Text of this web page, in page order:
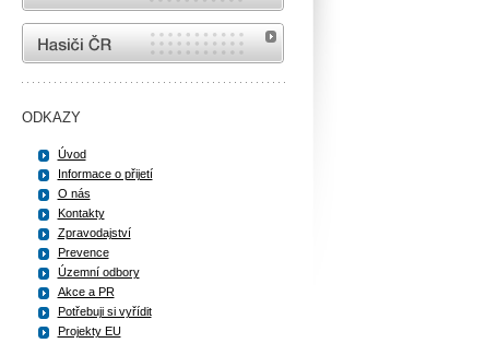
internetové stránky Hasiči ČR
ODKAZY
Úvod
Informace o přijetí
O nás
Kontakty
Zpravodajství
Prevence
Územní odbory
Akce a PR
Potřebuji si vyřídit
Projekty EU